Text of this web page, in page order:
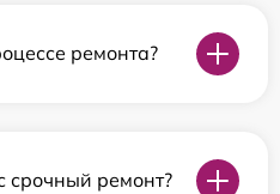
ремонта?
срочный ремонт?